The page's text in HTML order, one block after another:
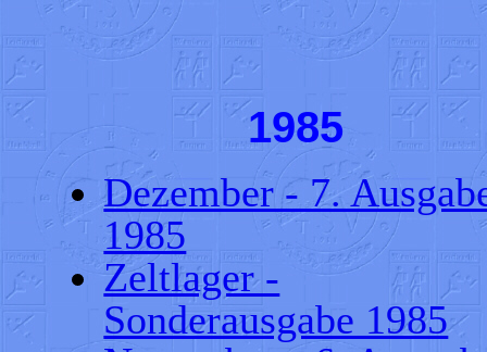
1985
Dezember - 7.
1985
Zeltlager -
Sonderausgabe 1985